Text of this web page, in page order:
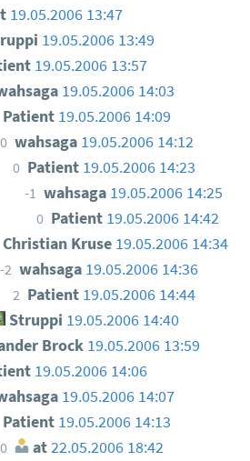
19.05.2006 13:47
19.05.2006 13:49
19.05.2006 13:57
19.05.2006 14:03
Patient 19.05.2006 14:09
0 wahsaga 19.05.2006 14:12
0 Patient 19.05.2006 14:23
-1 wahsaga 19.05.2006 14:25
0 Patient 19.05.2006 14:42
Christian Kruse 19.05.2006 14:34
-2 wahsaga 19.05.2006 14:36
2 Patient 19.05.2006 14:44
Struppi 19.05.2006 14:40
Brock 19.05.2006 13:59
19.05.2006 14:06
19.05.2006 14:07
Patient 19.05.2006 14:13
0 at22.05.2006 18:42